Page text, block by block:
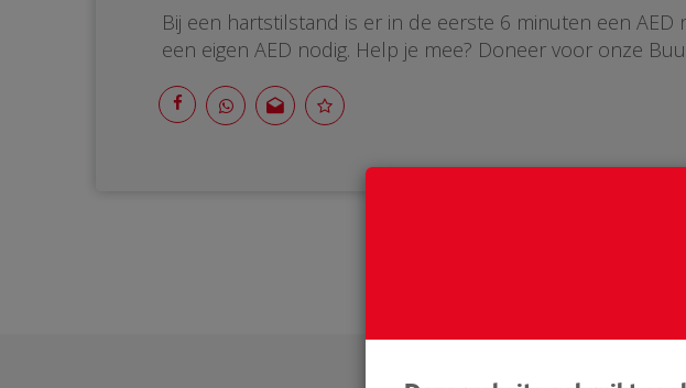
Bij een hartstilstand is er in de eerste 6 minuten een
een eigen AED nodig. Help je mee? Doneer voor onze